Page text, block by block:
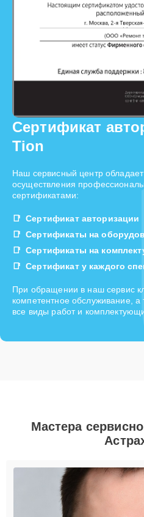
Сертификат
Tion
Наш сервисный центр
осуществления
сертификатами:
Сертификат авторизации
Сертификаты на
Сертификаты на
Сертификат у каждого
При обращении в наш сервис
компетентное обслуживание,
все виды работ и
Мастера